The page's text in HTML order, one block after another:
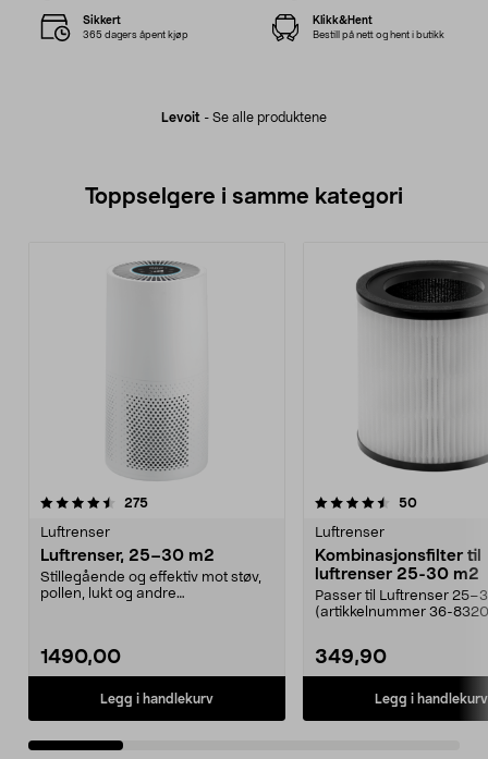
Levoit - Se alle produktene
Sikkert
365 dagers åpent kjøp
Klikk&Hent
Bestill på nett og hent i butikk
Toppselgere i samme kategori
275anmeldelser
Luftrenser
Luftrenser, 25–30 m2
Stillegående og effektiv mot støv,
pollen, lukt og andre
1490,00
Legg i handlekurv
4.5 av 5 stjerner 50
Luftrenser
Kombinasjonsfilter til
luftrenser 25-30 m2
Passer til Luftrenser
(artikkelnummer 36-
349,90
Legg i handlekurv
5.0 av 5 stjerner